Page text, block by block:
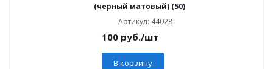
(черный матовый) (50)
Артикул: 44028
100 руб./шт
В корзину